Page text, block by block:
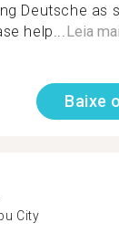
Deutsche as
help... Leia
Baixe
City